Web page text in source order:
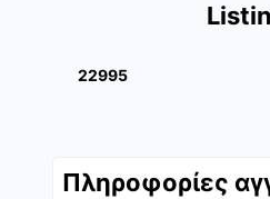
22995
Πληροφορίες